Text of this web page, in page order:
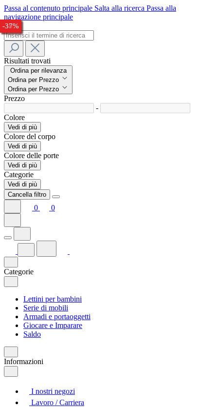
Passa al contenuto principale Salta alla ricerca Passa alla
navigazione principale
Risultati trovati
Ordina per rilevanza
Ordina per Prezzo
Ordina per Prezzo
Prezzo
-
Colore
Vedi di più
Colore del corpo
Vedi di più
Colore delle porte
Vedi di più
Categorie
Vedi di più
Cancella filtro
0 0
Categorie
Lettini per bambini
Serie di mobili
Armadi e portaoggetti
Giocare e Imparare
Saldo
Informazioni
I nostri negozi
Lavoro / Carriera
-50%
-37%
-29%
-25%
-29%
-28%
-28%
-38%
-37%